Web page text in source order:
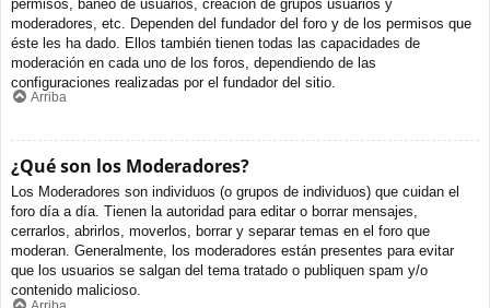
permisos, baneo de usuarios, creación de grupos usuarios y
moderadores, etc. Dependen del fundador del foro y de los permisos que
éste les ha dado. Ellos también tienen todas las capacidades de
moderación en cada uno de los foros, dependiendo de las
configuraciones realizadas por el fundador del sitio.
Arriba
¿Qué son los Moderadores?
Los Moderadores son individuos (o grupos de individuos) que cuidan el
foro día a día. Tienen la autoridad para editar o borrar mensajes,
cerrarlos, abrirlos, moverlos, borrar y separar temas en el foro que
moderan. Generalmente, los moderadores están presentes para evitar
que los usuarios se salgan del tema tratado o publiquen spam y/o
contenido malicioso.